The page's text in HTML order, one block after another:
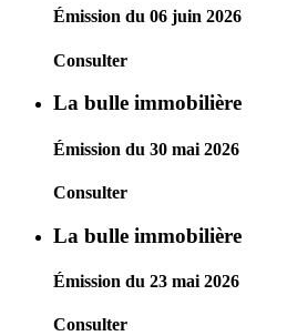
Émission du 06 juin 2026
Consulter
La bulle immobilière
Émission du 30 mai 2026
Consulter
La bulle immobilière
Émission du 23 mai 2026
Consulter